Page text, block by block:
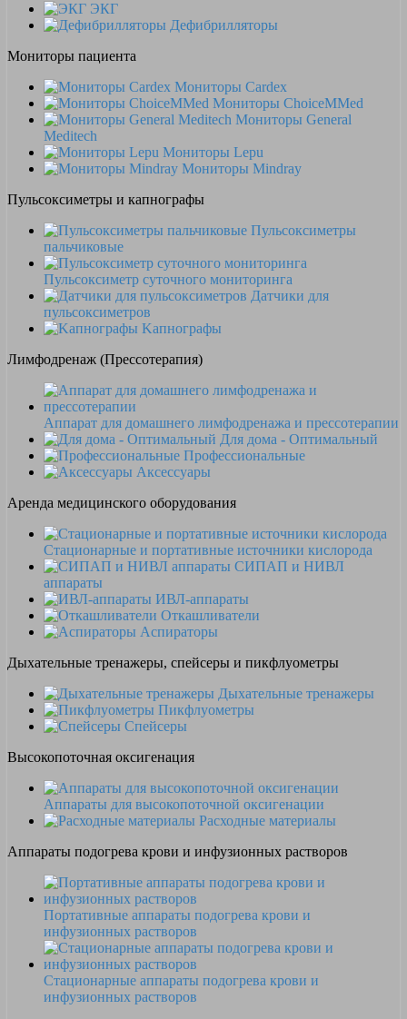
ЭКГ
Дефибрилляторы
Мониторы пациента
Мониторы Cardex
Мониторы ChoiceMMed
Мониторы General
Meditech
Мониторы Lepu
Мониторы Mindray
Пульсоксиметры и капнографы
Пульсоксиметры
пальчиковые
Пульсоксиметр суточного мониторинга
Датчики для
пульсоксиметров
Kапнографы
Лимфодренаж (Прессотерапия)
Аппарат для домашнего лимфодренажа и прессотерапии
Для дома - Оптимальный
Профессиональные
Аксессуары
Аренда медицинского оборудования
Стационарные и портативные источники кислорода
СИПАП и НИВЛ
аппараты
ИВЛ-аппараты
Откашливатели
Аспираторы
Дыхательные тренажеры, спейсеры и пикфлуометры
Дыхательные тренажеры
Пикфлуометры
Спейсеры
Высокопоточная оксигенация
Аппараты для высокопоточной оксигенации
Расходные материалы
Аппараты подогрева крови и инфузионных растворов
Портативные аппараты подогрева крови и
инфузионных растворов
Стационарные аппараты подогрева крови и
инфузионных растворов